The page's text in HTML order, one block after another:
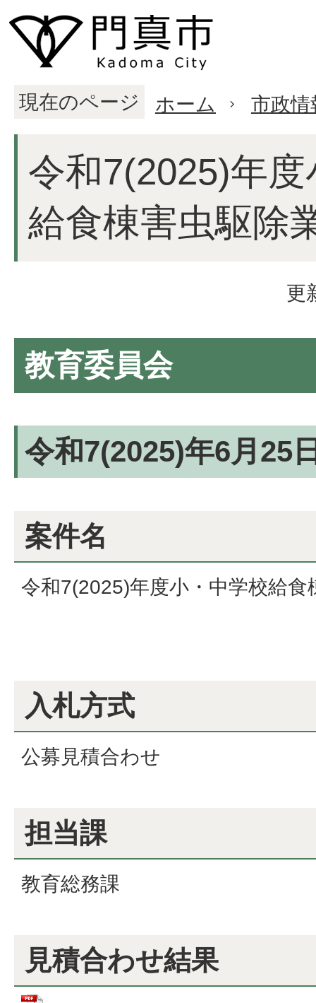
現在のページ ホーム 市政情
令和7(2025)年
給食棟害虫駆除
更
教育委員会
令和7(2025)年6月25
案件名
令和7(2025)年度小・中学校給食
入札方式
公募見積合わせ
担当課
教育総務課
見積合わせ結果